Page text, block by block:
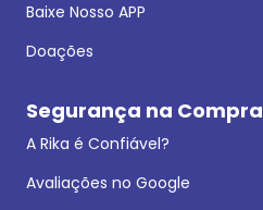
Baixe Nosso APP
Doações
Segurança na Compra
A Rika é Confiável?
Avaliações no Google